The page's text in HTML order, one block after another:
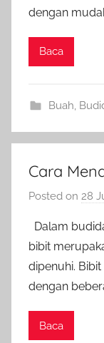
dengan
Baca
Buah
Cara
Posted on 28
Dalam
bibit
dipenuhi.
dengan
Baca